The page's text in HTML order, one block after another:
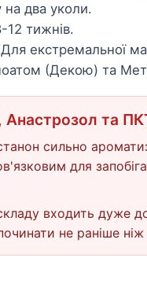
на два уколи.
12 тижнів.
Для екстремальної
(Декою) та
Анастрозол та
сильно
для
входить дуже
не раніше ніж